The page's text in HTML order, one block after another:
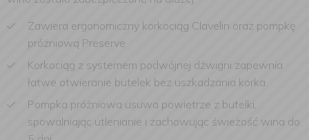
Zawiera ergonomiczny korkociąg Clavelin oraz pompkę
próżniową Preserve
Korkociąg z systemem podwójnej dźwigni zapewnia
łatwe otwieranie butelek bez uszkadzania korka
Pompka próżniowa usuwa powietrze z butelki,
spowalniając utlenianie i zachowując świeżość wina do